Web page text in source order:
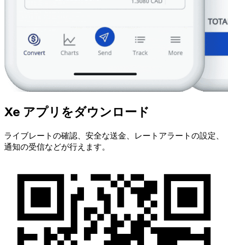
Xe アプリをダウンロード
ライブレートの確認、安全な送金、レートアラートの設定、
通知の受信などが行えます。